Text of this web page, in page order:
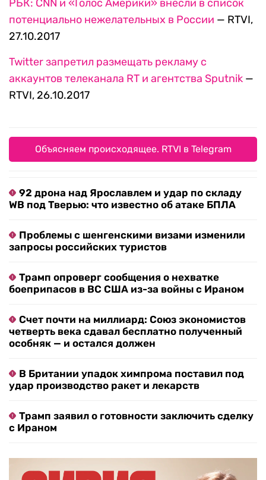
РБК: CNN и «Голос Америки» внесли в список
потенциально нежелательных в России — RTVI,
27.10.2017
Twitter запретил размещать рекламу с
аккаунтов телеканала RT и агентства Sputnik —
RTVI, 26.10.2017
Объясняем происходящее. RTVI в Telegram
92 дрона над Ярославлем и удар по складу
WB под Тверью: что известно об атаке БПЛА
Проблемы с шенгенскими визами изменили
запросы российских туристов
Трамп опроверг сообщения о нехватке
боеприпасов в ВС США из-за войны с Ираном
Счет почти на миллиард: Союз экономистов
четверть века сдавал бесплатно полученный
особняк — и остался должен
В Британии упадок химпрома поставил под
удар производство ракет и лекарств
Трамп заявил о готовности заключить сделку
с Ираном